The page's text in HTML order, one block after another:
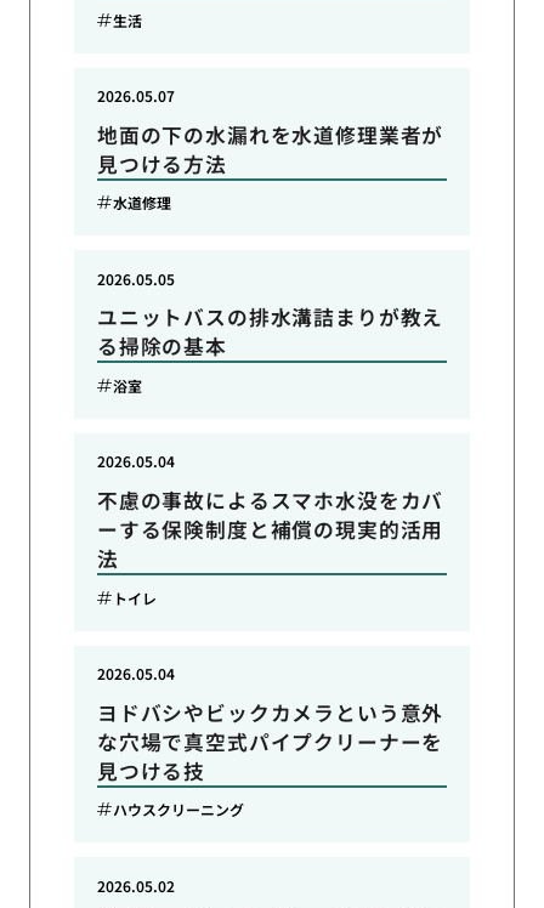
生活
地面の下の水漏れを水道修理業者が
見つける方法
2026.05.07
水道修理
ユニットバスの排水溝詰まりが教え
る掃除の基本
2026.05.05
浴室
不慮の事故によるスマホ水没をカバ
ーする保険制度と補償の現実的活用
法
2026.05.04
トイレ
ヨドバシやビックカメラという意外
な穴場で真空式パイプクリーナーを
見つける技
2026.05.04
ハウスクリーニング
2026.05.02